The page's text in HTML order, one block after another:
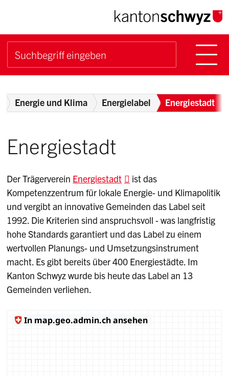
Navigieren im Kanton
Schnellnavigation
Suchbegriff
Breadcrumb
Energie und Klima Energielabel Energiestadt
Energiestadt
Der Trägerverein Energiestadt
ist das
Kompetenzzentrum für lokale Energie- und Klimapolitik
und vergibt an innovative Gemeinden das Label seit
1992. Die Kriterien sind anspruchsvoll - was langfristig
hohe Standards garantiert und das Label zu einem
wertvollen Planungs- und Umsetzungsinstrument
macht. Es gibt bereits über 400 Energiestädte. Im
Kanton Schwyz wurde bis heute das Label an 13
Gemeinden verliehen.